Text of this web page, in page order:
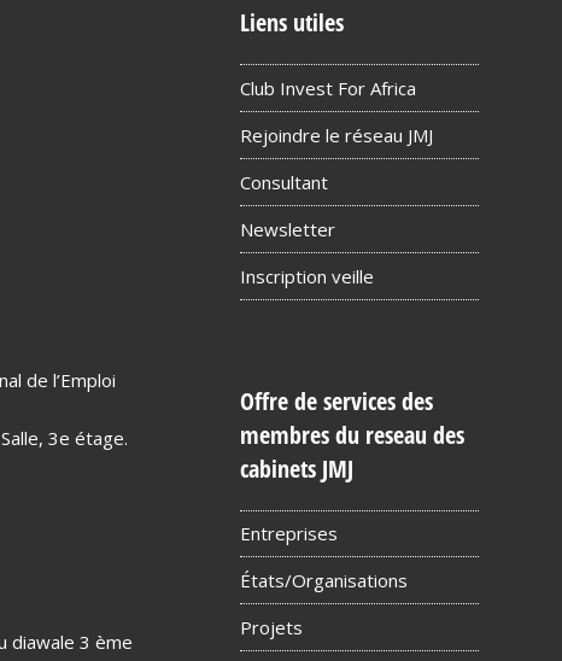
de l’Emploi
3e étage.
diawale 3 ème
Liens utiles
Club Invest For Africa
Rejoindre le réseau JMJ
Consultant
Newsletter
Inscription veille
Offre de services des
membres du reseau des
cabinets JMJ
Entreprises
États/Organisations
Projets